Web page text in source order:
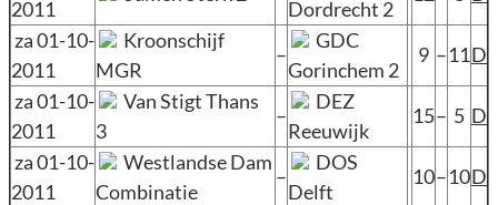
2011
Dordrecht 2
za 01-10-
2011
Kroonschijf
MGR
–
GDC
Gorinchem 2
9 –11D
za 01-10-
2011
Van Stigt Thans
3
–
DEZ
Reeuwijk
15– 5 D
za 01-10-
2011
Westlandse Dam
Combinatie
–
DOS
Delft
10–10D